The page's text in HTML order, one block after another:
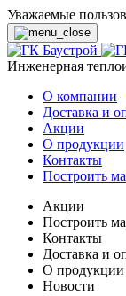
Уважаемые
Инженерная
О компании
Доставка и
Акции
О продукции
Контакты
Построить
Акции
Построить
Контакты
Доставка и
О продукции
Новости